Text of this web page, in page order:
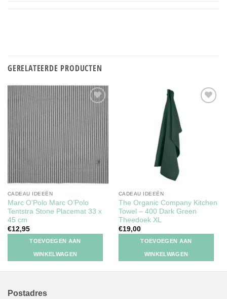
GERELATEERDE PRODUCTEN
CADEAU IDEEËN
Marc O’Polo Marc O’Polo
Tentstra Stone Placemat 33 x
45 cm
€12,95
TOEVOEGEN AAN
WINKELWAGEN
CADEAU IDEEËN
The Organic Company Kitchen
Towel – 400 Dark Green
Theedoek XL
€19,00
TOEVOEGEN AAN
WINKELWAGEN
Postadres